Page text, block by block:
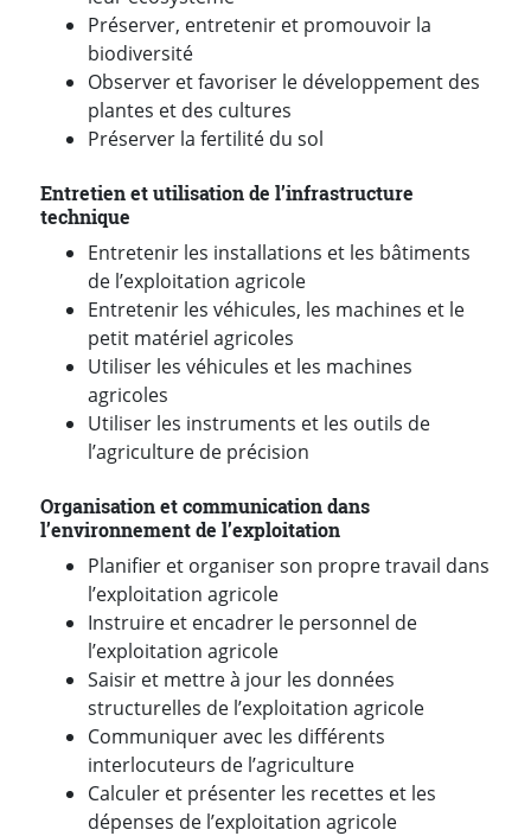
Préserver, entretenir et promouvoir la
biodiversité
Observer et favoriser le développement des
plantes et des cultures
Préserver la fertilité du sol
Entretien et utilisation de l’infrastructure
technique
Entretenir les installations et les bâtiments
de l’exploitation agricole
Entretenir les véhicules, les machines et le
petit matériel agricoles
Utiliser les véhicules et les machines
agricoles
Utiliser les instruments et les outils de
l’agriculture de précision
Organisation et communication dans
l’environnement de l’exploitation
Planifier et organiser son propre travail dans
l’exploitation agricole
Instruire et encadrer le personnel de
l’exploitation agricole
Saisir et mettre à jour les données
structurelles de l’exploitation agricole
Communiquer avec les différents
interlocuteurs de l’agriculture
Calculer et présenter les recettes et les
dépenses de l’exploitation agricole